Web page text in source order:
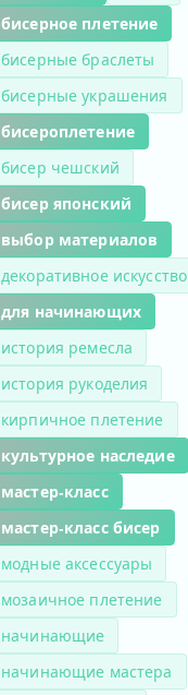
бисерное плетение
бисерные браслеты
бисерные украшения
бисероплетение
бисер чешский
бисер японский
выбор материалов
декоративное искусство
для начинающих
история ремесла
история рукоделия
кирпичное плетение
культурное наследие
мастер-класс
мастер-класс бисер
модные аксессуары
мозаичное плетение
начинающие
начинающие мастера